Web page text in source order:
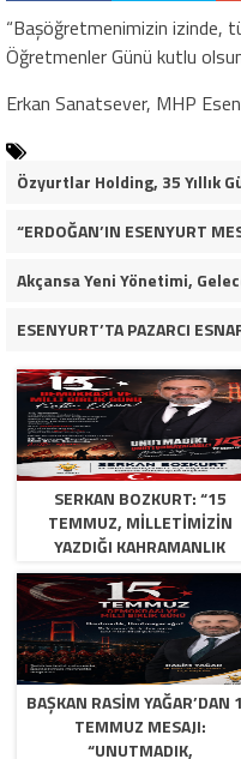
“Başöğretmenimizin izinde,
Öğretmenler Günü kutlu
Erkan Sanatsever, MHP
“ERDOĞAN’IN ESENYURT
ESENYURT’TA PAZARCI
SERKAN BOZKURT: “15
TEMMUZ, MILLETIMIZIN
YAZDIĞI KAHRAMANLIK
DESTANIDIR”
BAŞKAN RASIM YAĞAR’DAN
TEMMUZ MESAJI:
“UNUTMADIK,